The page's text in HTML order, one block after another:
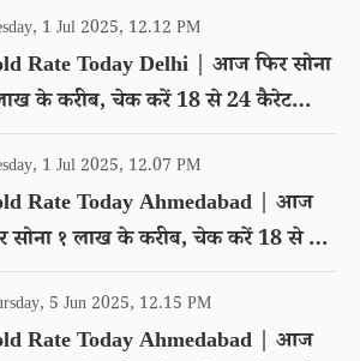
1 Jul 2025, 12.12 PM
Rate Today Delhi | आज फिर सोना
के करीब, चेक करें 18 से 24 कैरेट
का रेट
1 Jul 2025, 12.07 PM
Rate Today Ahmedabad | आज
सोना १ लाख के करीब, चेक करें 18 से 24
गोल्ड का रेट
5 Jun 2025, 12.15 PM
Rate Today Ahmedabad | आज